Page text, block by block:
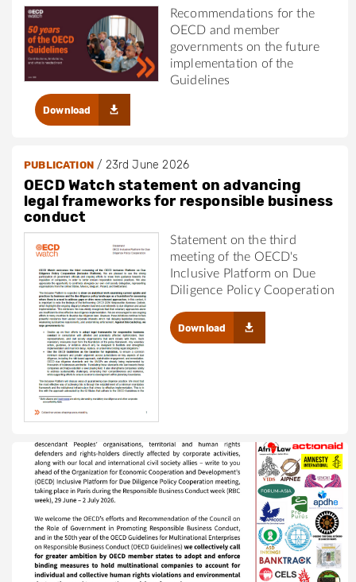
Recommendations for the
OECD and member
governments on the future
implementation of the
Guidelines
Download
PUBLICATION/ 23rd June 2026
OECD Watch statement on advancing
legal frameworks for responsible business
conduct
Statement on the third
meeting of the OECD's
Inclusive Platform on Due
Diligence Policy Cooperation
Download